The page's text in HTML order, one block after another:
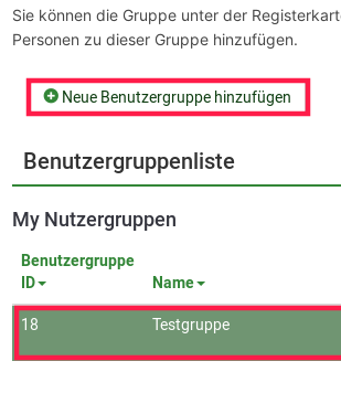
Sie können die Gruppe unter der
Personen zu dieser Gruppe hinzufügen.